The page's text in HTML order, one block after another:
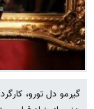
گیرمو دل تورو،